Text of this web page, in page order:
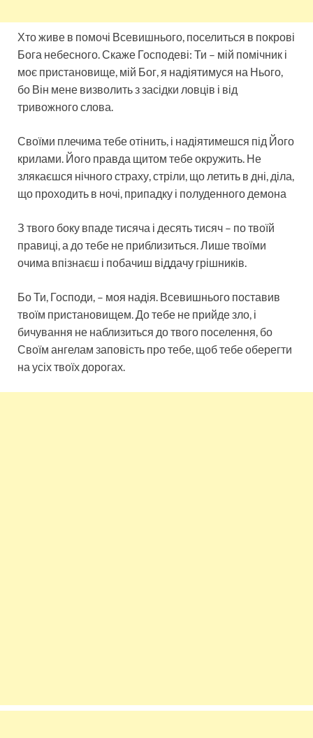
Хто живе в помочі Всевишнього, поселиться в покрові
Бога небесного. Скаже Господеві: Ти – мій помічник і
моє пристановище, мій Бог, я надіятимуся на Нього,
бо Він мене визволить з засідки ловців і від
тривожного слова.
Своїми плечима тебе отінить, і надіятимешся під Його
крилами. Його правда щитом тебе окружить. Не
злякаєшся нічного страху, стріли, що летить в дні, діла,
що проходить в ночі, припадку і полуденного демона
З твого боку впаде тисяча і десять тисяч – по твоїй
правиці, а до тебе не приблизиться. Лише твоїми
очима впізнаєш і побачиш віддачу грішників.
Бо Ти, Господи, – моя надія. Всевишнього поставив
твоїм пристановищем. До тебе не прийде зло, і
бичування не наблизиться до твого поселення, бо
Своїм ангелам заповість про тебе, щоб тебе оберегти
на усіх твоїх дорогах.